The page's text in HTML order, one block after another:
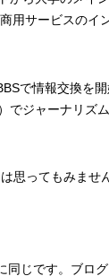
用サービスの
で情報交換を
ジャーナリズ
思ってもみませ
じです。ブロ